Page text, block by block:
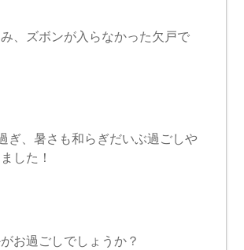
、ズボンが入らなかった欠戸で
ぎ、暑さも和らぎだいぶ過ごしや
した！
お過ごしでしょうか？